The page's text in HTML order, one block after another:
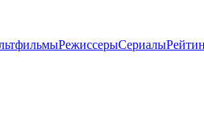
РежиссерыСериалы